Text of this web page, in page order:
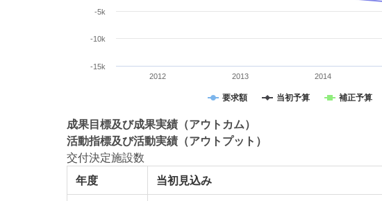
要求額 当初予算 補正予算
2012 2013 2014
-15k
-10k
-5k
成果目標及び成果実績 （アウトカム）
活動指標及び活動実績 （アウトプット）
交付決定施設数
年度
当初見込み